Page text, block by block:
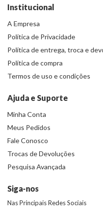
Institucional
A Empresa
Política de Privacidade
Política de entrega, troca e
Política de compra
Termos de uso e condições
Ajuda e Suporte
Minha Conta
Meus Pedidos
Fale Conosco
Trocas de Devoluções
Pesquisa Avançada
Siga-nos
Nas Principais Redes Sociais